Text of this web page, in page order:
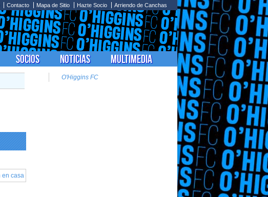
Contacto Mapa de Sitio Hazte Socio Arriendo de Canchas
Socios Noticias Multimedia
O'Higgins FC